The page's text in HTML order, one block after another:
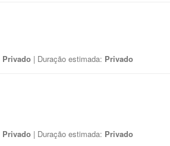
Privado | Duração estimada: Privado
Privado | Duração estimada: Privado